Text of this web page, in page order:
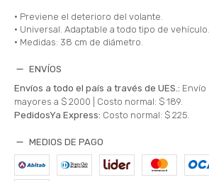
• Previene el deterioro del volante.
• Universal. Adaptable a todo tipo de vehículo.
• Medidas: 38 cm de diámetro.
ENVÍOS
Envíos a todo el país a través de UES.: Envío
mayores a $ 2000 | Costo normal: $ 189.
PedidosYa Express: Costo normal: $ 225.
MEDIOS DE PAGO